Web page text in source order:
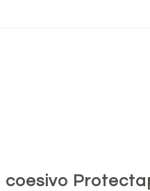
coesivo